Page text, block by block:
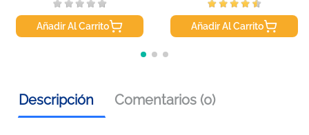
Añadir Al Carrito Añadir Al Carrito
Descripción Comentarios (0)